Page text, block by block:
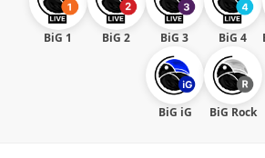
BiG 1 BiG 2 BiG 3 BiG 4
BiG iG BiG Rock